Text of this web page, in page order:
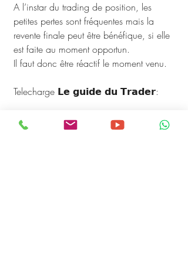
A l’instar du trading de position, les
petites pertes sont fréquentes mais la
revente finale peut être bénéfique, si elle
est faite au moment opportun.
Il faut donc être réactif le moment venu.
Telecharge 𝗟𝗲 𝗴𝘂𝗶𝗱𝗲 𝗱𝘂 𝗧𝗿𝗮𝗱𝗲𝗿: